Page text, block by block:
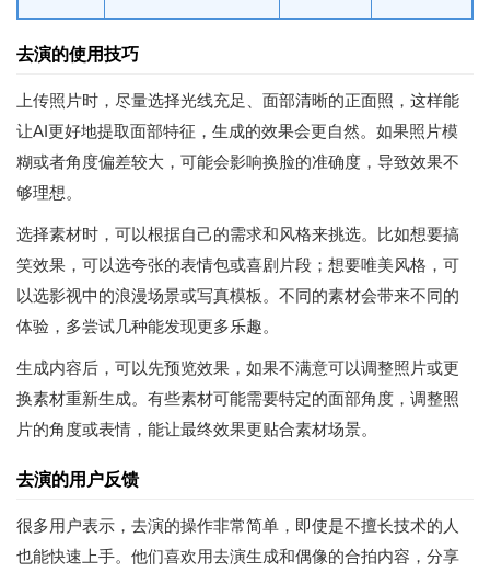
去演的使用技巧
上传照片时，尽量选择光线充足、面部清晰的正面照，这样能
让AI更好地提取面部特征，生成的效果会更自然。如果照片模
糊或者角度偏差较大，可能会影响换脸的准确度，导致效果不
够理想。
选择素材时，可以根据自己的需求和风格来挑选。比如想要搞
笑效果，可以选夸张的表情包或喜剧片段；想要唯美风格，可
以选影视中的浪漫场景或写真模板。不同的素材会带来不同的
体验，多尝试几种能发现更多乐趣。
生成内容后，可以先预览效果，如果不满意可以调整照片或更
换素材重新生成。有些素材可能需要特定的面部角度，调整照
片的角度或表情，能让最终效果更贴合素材场景。
去演的用户反馈
很多用户表示，去演的操作非常简单，即使是不擅长技术的人
也能快速上手。他们喜欢用去演生成和偶像的合拍内容，分享